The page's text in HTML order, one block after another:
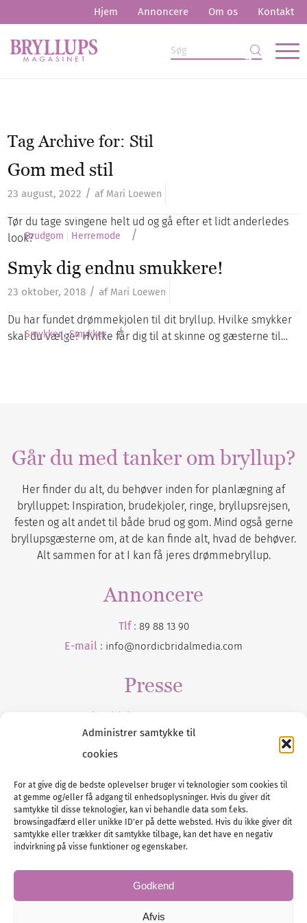
Administrer samtykke til
cookies
For at give dig de bedste oplevelser bruger vi teknologier som cookies til
at gemme og/eller få adgang til enhedsoplysninger. Hvis du giver dit
samtykke til disse teknologier, kan vi behandle data som f.eks.
browsingadfærd eller unikke ID'er på dette websted. Hvis du ikke giver dit
samtykke eller trækker dit samtykke tilbage, kan det have en negativ
indvirkning på visse funktioner og egenskaber.
Godkend
Afvis
Hjem Annoncere Om os Kontakt
Tag Archive for: Stil
Gom med stil
23 august, 2022 / af Mari Loewen
Tør du tage svingene helt ud og gå efter et lidt anderledes
look?Brudgom Herremode /
Smyk dig endnu smukkere!
23 oktober, 2018 / af Mari Loewen
Du har fundet drømmekjolen til dit bryllup. Hvilke smykker
skal du vælge? Hvilke får dig til at skinne og gæsterne til…
Smykker Smykker /
Går du med tanker om bryllup?
Her finder du alt, du behøver inden for planlægning af
brylluppet: Inspiration, brudekjoler, ringe, bryllupsrejsen,
festen og alt andet til både brud og gom. Mind også gerne
bryllupsgæsterne om, at de kan finde alt, hvad de behøver.
Alt sammen for at I kan få jeres drømmebryllup.
Annoncere
Tlf : 89 88 13 90
E-mail : info@nordicbridalmedia.com
Presse
Tilmeld dig vores
Tel :89 88 13 90
E-post:info@nordicbridalmedia.com
Nordic Bridal Media